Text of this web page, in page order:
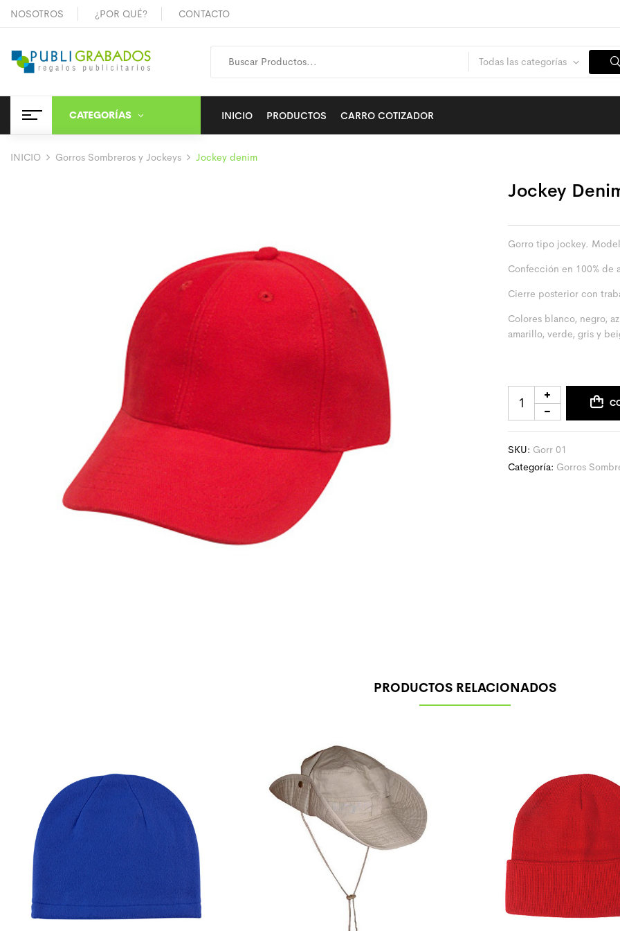
NOSOTROS ¿POR QUÉ? CONTACTO
Todas las categorías
CATEGORÍAS INICIO PRODUCTOS CARRO COTIZADOR
INICIO Gorros Sombreros y Jockeys Jockey denim
Jockey
Gorro tipo jockey.
Confección en 100% de
Cierre posterior con
Colores blanco, negro,
amarillo, verde, gris y
SKU: Gorr 01
Categoría: Gorros
PRODUCTOS RELACIONADOS